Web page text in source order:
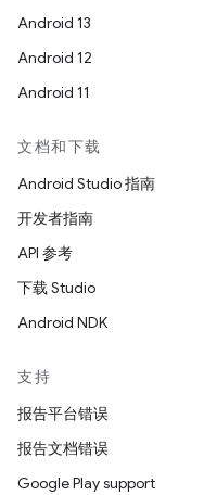
Android 13
Android 12
Android 11
文档和下载
Android Studio 指南
开发者指南
API 参考
下载 Studio
Android NDK
支持
报告平台错误
报告文档错误
Google Play support